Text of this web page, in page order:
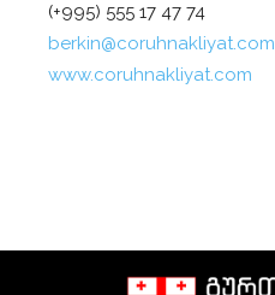
(+995) 555 17 47 74
berkin@coruhnakliyat.com
www.coruhnakliyat.com